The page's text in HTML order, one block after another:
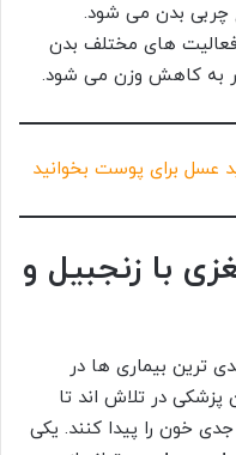
چربی بدن می شود.
های مختلف بدن
به کاهش وزن می شود.
عسل برای پوست بخوانید
با زنجبیل و
ترین بیماری ها در
در تلاش اند تا
خون را پیدا کنند. یکی